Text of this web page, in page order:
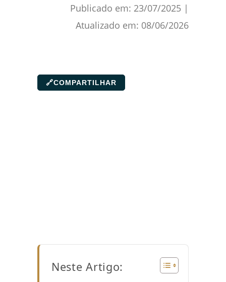
Publicado em: 23/07/2025 |
Atualizado em: 08/06/2026
🔗COMPARTILHAR
Neste Artigo: